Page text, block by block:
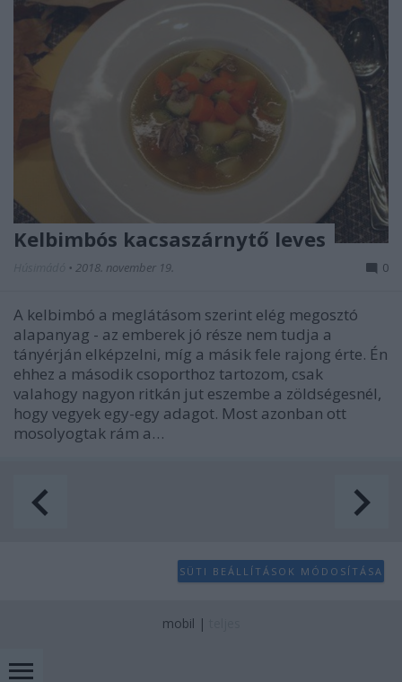
Kelbimbós kacsaszárnytő leves
• 2018. november 19. 0
A kelbimbó a meglátásom szerint elég megosztó
alapanyag - az emberek jó része nem tudja a
tányérján elképzelni, míg a másik fele rajong érte. Én
ehhez a második csoporthoz tartozom, csak
valahogy nagyon ritkán jut eszembe a zöldségesnél,
hogy vegyek egy-egy adagot. Most azonban ott
mosolyogtak rám a…
SÜTI BEÁLLÍTÁSOK MÓDOSÍTÁSA
mobil |